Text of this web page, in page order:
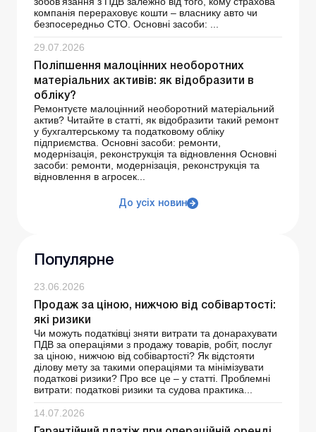
компанія перераховує кошти – власнику авто чи
безпосередньо СТО. Основні засоби: ...
29.07.2026
Поліпшення малоцінних необоротних
матеріальних активів: як відобразити в
обліку?
Ремонтуєте малоцінний необоротний матеріальний
актив? Читайте в статті, як відобразити такий ремонт
у бухгалтерському та податковому обліку
підприємства. Основні засоби: ремонти,
модернізація, реконструкція та відновлення Основні
засоби: ремонти, модернізація, реконструкція та
відновлення в агросек...
До усіх новин
Популярне
23.06.2026
Продаж за ціною, нижчою від собівартості:
які ризики
Чи можуть податківці зняти витрати та донарахувати
ПДВ за операціями з продажу товарів, робіт, послуг
за ціною, нижчою від собівартості? Як відстояти
ділову мету за такими операціями та мінімізувати
податкові ризики? Про все це – у статті. Проблемні
витрати: податкові ризики та судова практика...
14.07.2026